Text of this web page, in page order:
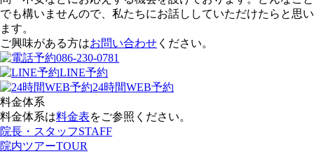
でも構いませんので、私たちにお話ししていただけたらと思い
ます。
ご興味がある方はお問い合わせ ください。
086-230-0781
LINE予約
24時間WEB予約
料金体系
料金体系は料金表をご参照ください。
院長・スタッフSTAFF
院内ツアーTOUR